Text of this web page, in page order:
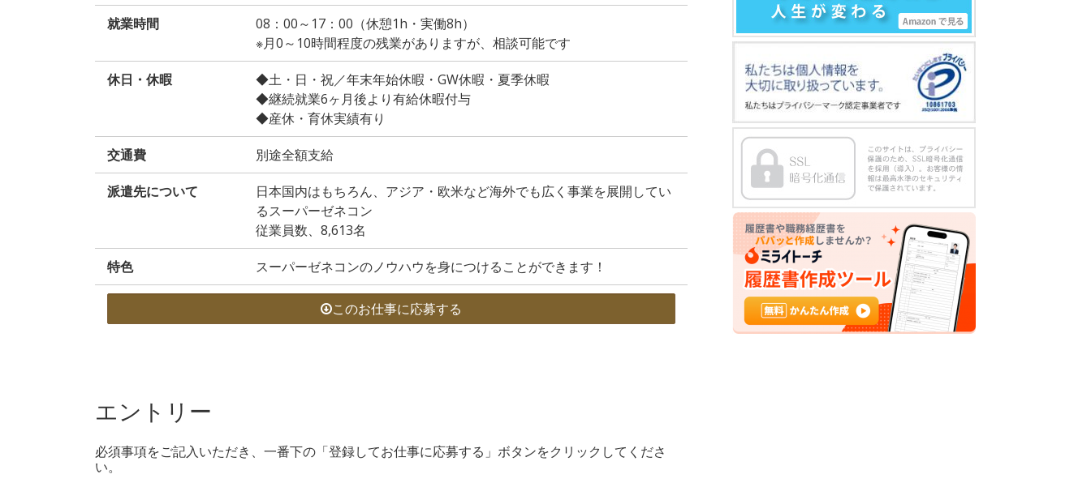
就業時間
08：00～17：00（休憩1h・実働8h）
※月0～10時間程度の残業がありますが、相談可能です
休日・休暇
◆土・日・祝／年末年始休暇・GW休暇・夏季休暇
◆継続就業6ヶ月後より有給休暇付与
◆産休・育休実績有り
交通費 別途全額支給
派遣先について
日本国内はもちろん、アジア・欧米など海外でも広く事業を展開してい
るスーパーゼネコン
従業員数、8,613名
特色 スーパーゼネコンのノウハウを身につけることができます！
このお仕事に応募する
エントリー
必須事項をご記入いただき、一番下の「登録してお仕事に応募する」ボタンをクリックしてくださ
い。